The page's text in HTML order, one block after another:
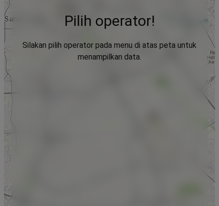
Pilih operator!
Silakan pilih operator pada menu di atas peta untuk
menampilkan data.